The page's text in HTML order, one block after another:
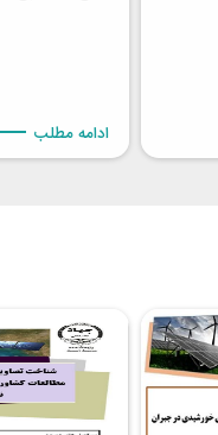
ادامه مطلب